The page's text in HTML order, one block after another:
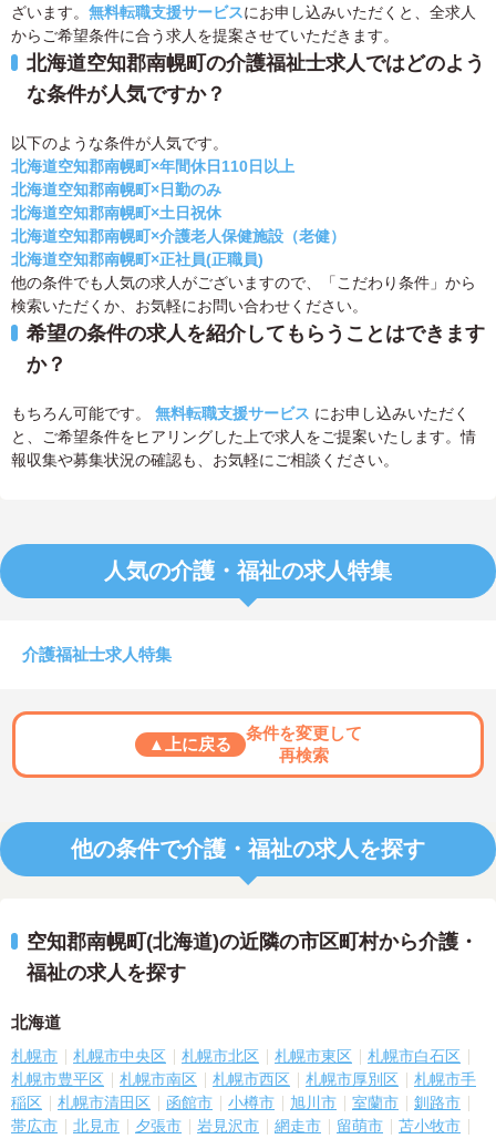
ざいます。 無料転職支援サービスにお申し込みいただくと、全求人
からご希望条件に合う求人を提案させていただきます。
北海道空知郡南幌町の介護福祉士求人ではどのよう
な条件が人気ですか？
以下のような条件が人気です。
北海道空知郡南幌町×年間休日110日以上
北海道空知郡南幌町×日勤のみ
北海道空知郡南幌町×土日祝休
北海道空知郡南幌町×介護老人保健施設（老健）
北海道空知郡南幌町×正社員(正職員)
他の条件でも人気の求人がございますので、「こだわり条件」から
検索いただくか、お気軽にお問い合わせください。
希望の条件の求人を紹介してもらうことはできます
か？
もちろん可能です。 無料転職支援サービス にお申し込みいただく
と、ご希望条件をヒアリングした上で求人をご提案いたします。情
報収集や募集状況の確認も、お気軽にご相談ください。
人気の介護・福祉の求人特集
介護福祉士求人特集
▲上に戻る
条件を変更して
再検索
他の条件で介護・福祉の求人を探す
空知郡南幌町(北海道)の近隣の市区町村から介護・
福祉の求人を探す
北海道
札幌市 札幌市中央区 札幌市北区 札幌市東区
札幌市白石区
札幌市豊平区
札幌市南区 札幌市西区 札幌市厚別区
札幌市手
稲区
札幌市清田区 函館市 小樽市 旭川市 室蘭市
釧路市
帯広市
北見市 夕張市 岩見沢市 網走市 留萌市
苫小牧市